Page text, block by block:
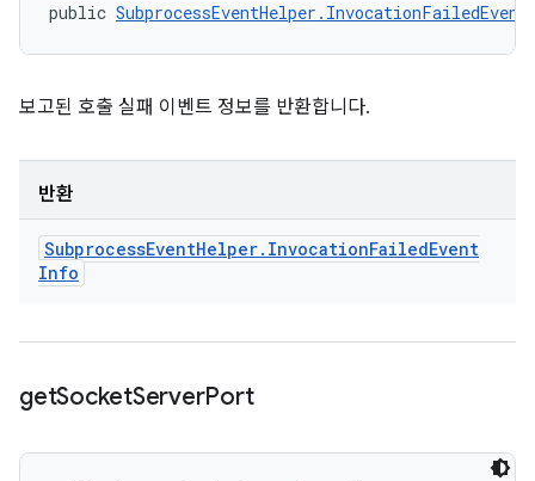
public
보고된 호출 실패 이벤트 정보를 반환합니다.
반환
SubprocessEventHelper. InvocationFailedEvent
Info
getSocketServerPort